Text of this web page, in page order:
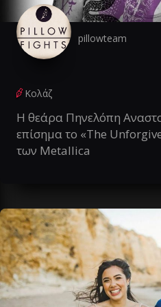
pillowteam
Κολάζ
Η θεάρα Πηνελόπη
επίσημα το «The
των Metallica